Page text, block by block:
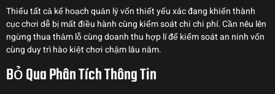
Thiếu tất cả kế hoạch quản lý vốn thiết yếu xác đang khiến thành
cục chơi dễ bị mất điều hành cùng kiểm soát chi chi phí. Cần nêu lên
ngừng thua thảm lỗ cùng doanh thu hợp lí để kiểm soát an ninh vốn
cùng duy trì hào kiệt chơi chậm lâu năm.
Bỏ Qua Phân Tích Thông Tin